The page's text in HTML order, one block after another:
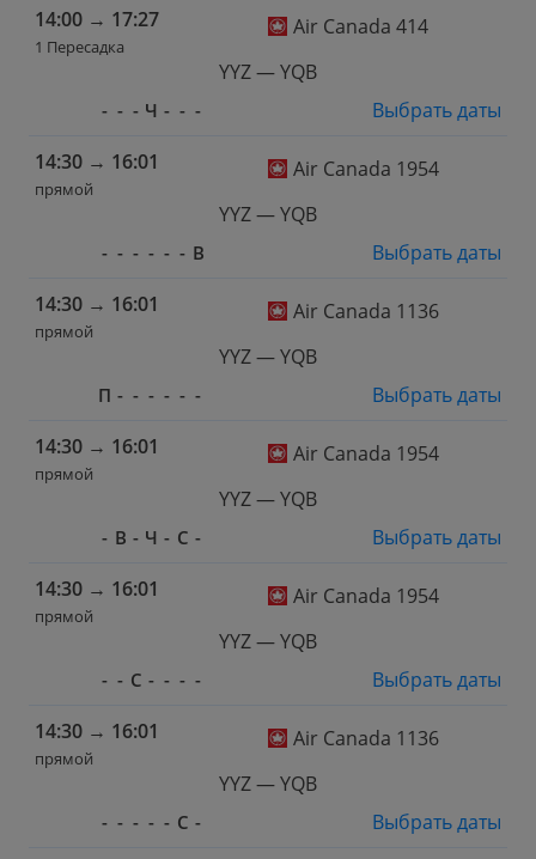
14:00 → 17:27
1 Пересадка
Air Canada 414
YYZ — YQB
- - - Ч - - -
Выбрать даты
14:30 → 16:01
прямой
Air Canada 1954
YYZ — YQB
- - - - - - В
Выбрать даты
14:30 → 16:01
прямой
Air Canada 1136
YYZ — YQB
П - - - - - -
Выбрать даты
14:30 → 16:01
прямой
Air Canada 1954
YYZ — YQB
- В - Ч - С -
Выбрать даты
14:30 → 16:01
прямой
Air Canada 1954
YYZ — YQB
- - С - - - -
Выбрать даты
14:30 → 16:01
прямой
Air Canada 1136
YYZ — YQB
- - - - - С -
Выбрать даты